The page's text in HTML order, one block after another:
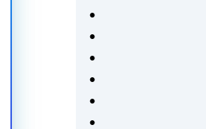
خدمة ومعلومات احترافية عالية